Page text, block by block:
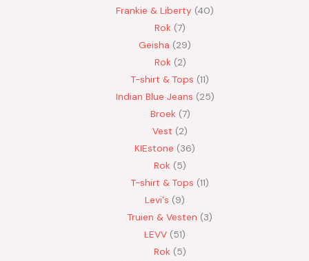
Frankie & Liberty 40
Rok 7
Geisha
29
Rok 2
T-shirt & Tops 11
Indian Blue Jeans 25
Broek 7
Vest
2
KIEstone
36
Rok 5
T-shirt & Tops 11
Levi's
9
Truien & Vesten
3
LEVV 51
Rok 5